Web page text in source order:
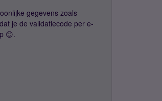
gegevens zoals
je de validatiecode per e-
😊.